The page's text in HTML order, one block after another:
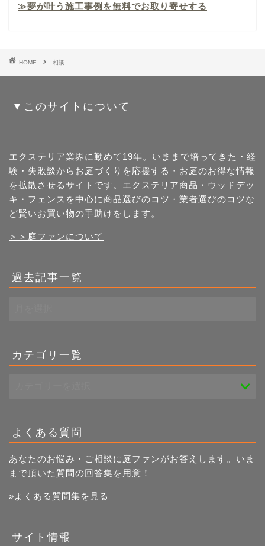
≫夢が叶う施工事例を無料でお取り寄せする
HOME 相談
▼このサイトについて
エクステリア業界に勤めて19年。いままで培ってきた・経
験・失敗談からお庭づくりを応援する・お庭のお得な情報
を拡散させるサイトです。エクステリア商品・ウッドデッ
キ・フェンスを中心に商品選びのコツ・業者選びのコツな
ど賢いお買い物の手助けをします。
＞＞庭ファンについて
過去記事一覧
一
覧
カテゴリ一覧
よくある質問
あなたのお悩み・ご相談に庭ファンがお答えします。いま
まで頂いた質問の回答集を用意！
»よくある質問集を見る
サイト情報